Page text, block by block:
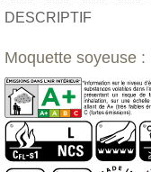
DESCRIPTIF
Moquette soyeuse :